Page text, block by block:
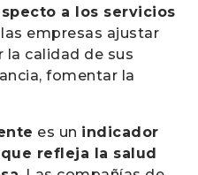
a los servicios
empresas ajustar
la calidad de sus
fomentar la
es un indicador
refleja la salud